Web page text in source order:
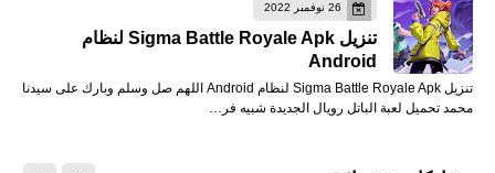
26 نوفمبر 2022
تنزيل Sigma Battle Royale Apk لنظام
Android
تنزيل Sigma Battle Royale Apk لنظام Android اللهم صل وسلم وبارك على سيدنا
محمد تحميل لعبة الباتل رويال الجديدة شبيه فر…